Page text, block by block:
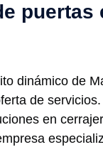
puertas
dinámico de
de
en